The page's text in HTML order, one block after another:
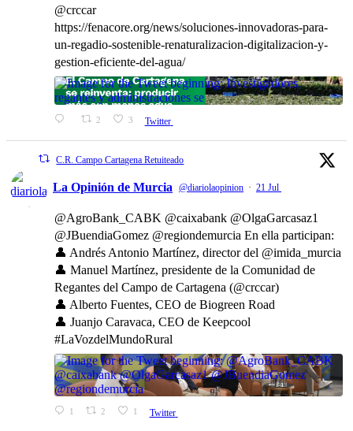
@crccar
https://fenacore.org/news/soluciones-innovadoras-para-
un-regadio-sostenible-renaturalizacion-digitalizacion-y-
gestion-eficiente-del-agua/
2 3 Twitter
C.R. Campo Cartagena Retuiteado
La Opinión de Murcia @diariolaopinion · 21 Jul
@AgroBank_CABK @caixabank @OlgaGarcasaz1
@JBuendiaGomez @regiondemurcia En ella participan:
👤 Andrés Antonio Martínez, director del @imida_murcia
👤 Manuel Martínez, presidente de la Comunidad de
Regantes del Campo de Cartagena (@crccar)
👤 Alberto Fuentes, CEO de Biogreen Road
👤 Juanjo Caravaca, CEO de Keepcool
#LaVozdelMundoRural
1 2 1 Twitter